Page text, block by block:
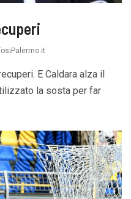
E Caldara alza il
la sosta per far